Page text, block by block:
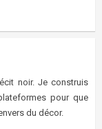
noir. Je construis
pour que
du décor.